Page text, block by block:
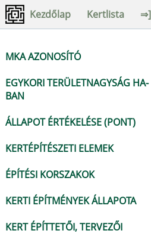
Kezdőlap Kertlista
MKA AZONOSÍTÓ
EGYKORI TERÜLETNAGYSÁG HA-
BAN
ÁLLAPOT ÉRTÉKELÉSE (PONT)
KERTÉPÍTÉSZETI ELEMEK
ÉPÍTÉSI KORSZAKOK
KERTI ÉPÍTMÉNYEK ÁLLAPOTA
KERT ÉPÍTTETŐI, TERVEZŐI